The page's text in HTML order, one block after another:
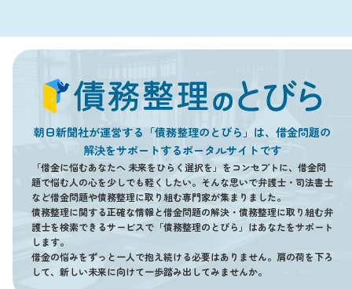
朝日新聞社が運営する「債務整理のとびら」は、借金問題の
解決をサポートするポータルサイトです
「借金に悩むあなたへ 未来をひらく選択を」をコンセプトに、借金問
題で悩む人の心を少しでも軽くしたい。そんな思いで弁護士・司法書士
など借金問題や債務整理に取り組む専門家が集まりました。
債務整理に関する正確な情報と借金問題の解決・債務整理に取り組む弁
護士を検索できるサービスで「債務整理のとびら」はあなたをサポート
します。
借金の悩みをずっと一人で抱え続ける必要はありません。肩の荷を下ろ
して、新しい未来に向けて一歩踏み出してみませんか。